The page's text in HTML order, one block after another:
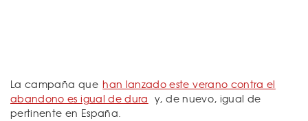
La campaña que han lanzado este verano contra el
abandono es igual de dura y, de nuevo, igual de
pertinente en España.